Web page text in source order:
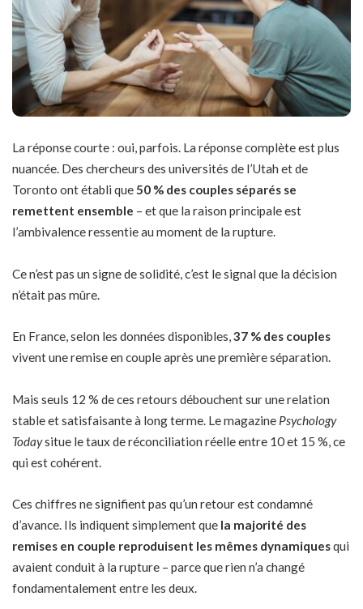
La réponse courte : oui, parfois. La réponse complète est plus
nuancée. Des chercheurs des universités de l’Utah et de
Toronto ont établi que50 % des couples séparés se
remettent ensemble – et que la raison principale est
l’ambivalence ressentie au moment de la rupture.
Ce n’est pas un signe de solidité, c’est le signal que la décision
n’était pas mûre.
En France, selon les données disponibles,37 % des couples
vivent une remise en couple après une première séparation.
Mais seuls 12 % de ces retours débouchent sur une relation
stable et satisfaisante à long terme. Le magazine Psychology
Todaysitue le taux de réconciliation réelle entre 10 et 15 %, ce
qui est cohérent.
Ces chiffres ne signifient pas qu’un retour est condamné
d’avance. Ils indiquent simplement que la majorité des
remises en couple reproduisent les mêmes dynamiquesqui
avaient conduit à la rupture – parce que rien n’a changé
fondamentalement entre les deux.